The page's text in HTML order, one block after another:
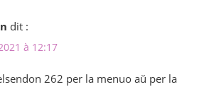
dit :
à 12:17
262 per la menuo aŭ per la